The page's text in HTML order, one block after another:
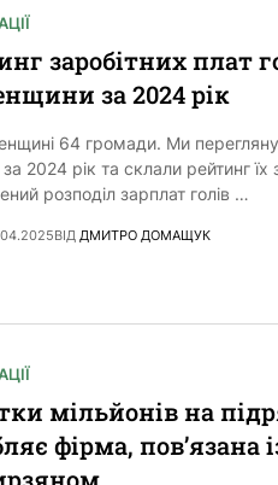
заробітних плат
за 2024 рік
64 громади. Ми
2024 рік та склали рейтинг їх
розподіл зарплат голів …
ВІД ДМИТРО ДОМАЩУК
мільйонів на
фірма, пов’язана